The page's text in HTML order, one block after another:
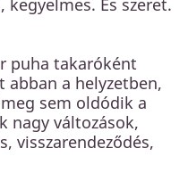
puha takaróként
abban a helyzetben,
sem oldódik a
nagy változások,
visszarendeződés,